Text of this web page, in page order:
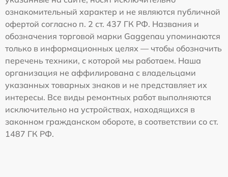
ознакомительный характер и не являются публичной
офертой согласно п. 2 ст. 437 ГК РФ. Названия и
обозначения торговой марки Gaggenau упоминаются
только в информационных целях — чтобы обозначить
перечень техники, с которой мы работаем. Наша
организация не аффилирована с владельцами
указанных товарных знаков и не представляет их
интересы. Все виды ремонтных работ выполняются
исключительно на устройствах, находящихся в
законном гражданском обороте, в соответствии со ст.
1487 ГК РФ.